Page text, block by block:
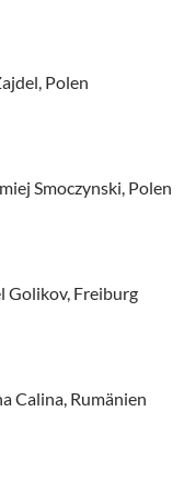
Polen
Smoczynski, Polen
Golikov, Freiburg
Calina, Rumänien